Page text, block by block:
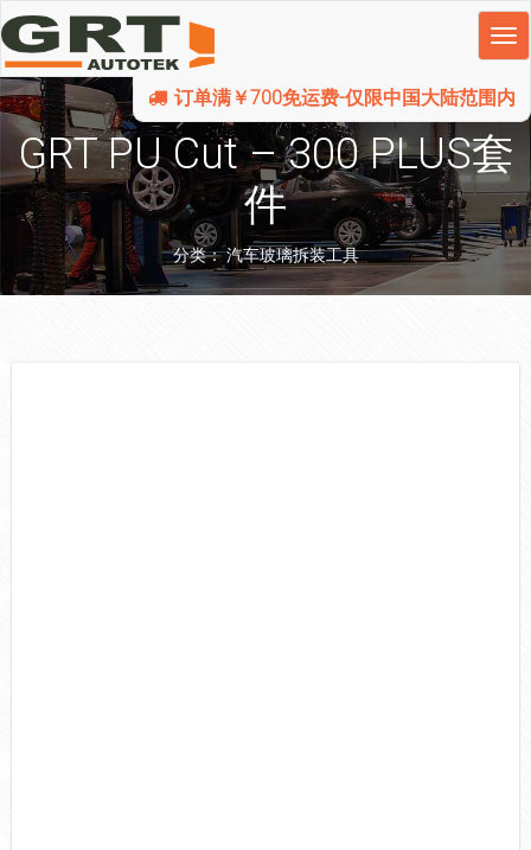
订单满￥700免运费-仅限中国大陆范围内
GRT PU Cut – 300 PLUS套
件
分类：汽车玻璃拆装工具